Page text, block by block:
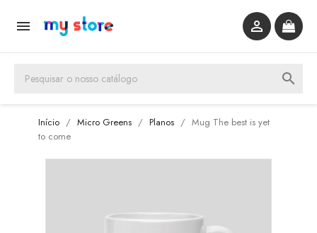
 
search
Início Micro Greens Planos
Mug The best is yet
to come